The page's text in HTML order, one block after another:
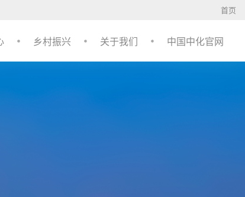
首页
乡村振兴 关于我们 中国中化官网